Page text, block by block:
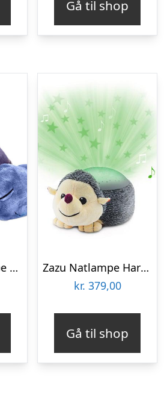
var:
kr. 319,00.kr.
Gå til shop
Cloud-B Natlampe m. Lyd – Tranquil – 27 cm – Ocean Blue Havskild
Zazu Natlampe Harry hedgehog
kr. 379,00
Gå til shop